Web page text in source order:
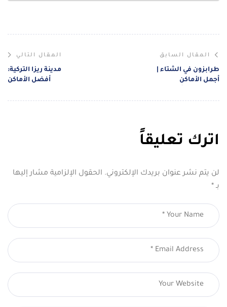
المقال السابق
طرابزون في الشتاء |
أجمل الأماكن
نصائح السفر
المقال التالي
مدينة ريزا التركية:
أفضل الأماكن
في 2026
اترك تعليقاً
لن يتم نشر عنوان بريدك الإلكتروني. الحقول الإلزامية مشار إليها
بـ *